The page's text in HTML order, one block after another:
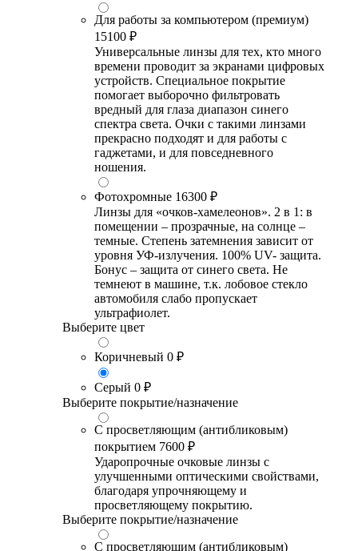
Для работы за компьютером (премиум)
15100 ₽
Универсальные линзы для тех, кто много
времени проводит за экранами цифровых
устройств. Специальное покрытие
помогает выборочно фильтровать
вредный для глаза диапазон синего
спектра света. Очки с такими линзами
прекрасно подходят и для работы с
гаджетами, и для повседневного
ношения.
Фотохромные 16300 ₽
Линзы для «очков-хамелеонов». 2 в 1: в
помещении – прозрачные, на солнце –
темные. Степень затемнения зависит от
уровня УФ-излучения. 100% UV- защита.
Бонус – защита от синего света. Не
темнеют в машине, т.к. лобовое стекло
автомобиля слабо пропускает
ультрафиолет.
Выберите цвет
Коричневый 0 ₽
Серый 0 ₽
Выберите покрытие/назначение
С просветляющим (антибликовым)
покрытием 7600 ₽
Ударопрочные очковые линзы с
улучшенными оптическими свойствами,
благодаря упрочняющему и
просветляющему покрытию.
Выберите покрытие/назначение
С просветляющим (антибликовым)